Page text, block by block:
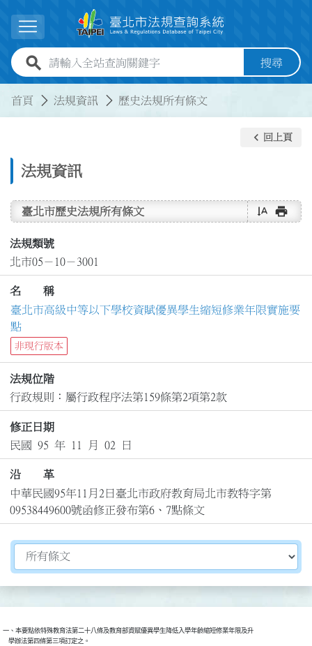
展開選單
全站查詢關鍵字欄位 搜尋
首頁 法規資訊 歷史法規所有條文
法規資訊
keyboard_arrow_left 回上頁
臺北市歷史法規所有條文 text_rotate_vertical print
法規類號
北市05－10－3001
名 稱
臺北市高級中等以下學校資賦優異學生縮短修業年限實施要
點
非現行版本
法規位階
行政規則：屬行政程序法第159條第2項第2款
修正日期
民國 95 年 11 月 02 日
沿 革
中華民國95年11月2日臺北市政府教育局北市教特字第
09538449600號函修正發布第6、7點條文
切換選擇法規資訊內容
一、本要點依特殊教育法第二十八條及教育部資賦優異學生降低入學年齡縮短修業年限及升
    學辦法第四條第三項訂定之。